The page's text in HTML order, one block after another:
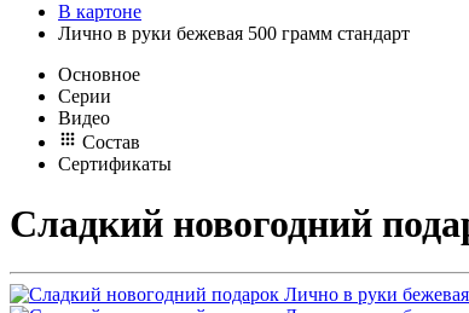
В картоне
Лично в руки бежевая 500 грамм стандарт
Основное
Серии
Видео
Состав
Сертификаты
Сладкий новогодний